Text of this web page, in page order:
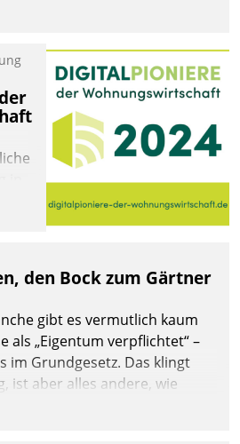
den Bock zum Gärtner
gibt es vermutlich kaum
als „Eigentum verpflichtet“ –
im Grundgesetz. Das klingt
ist aber alles andere, wie
wissen. Denn mit der